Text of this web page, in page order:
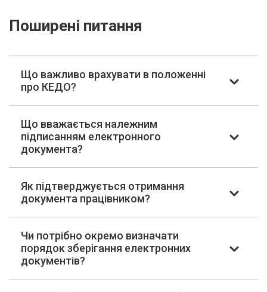
Поширені питання
Що важливо врахувати в положенні
про КЕДО?
Що вважається належним
підписанням електронного
документа?
Як підтверджується отримання
документа працівником?
Чи потрібно окремо визначати
порядок зберігання електронних
документів?